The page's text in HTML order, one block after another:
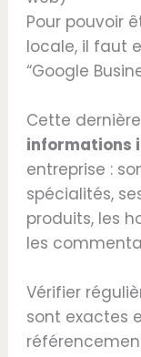
Pour pouvoir
locale, il faut
“Google
Cette
informations
entreprise :
spécialités,
produits, les
les
Vérifier
sont exactes